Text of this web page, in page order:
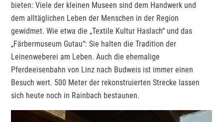
bieten: Viele der kleinen Museen sind dem Handwerk und
dem alltäglichen Leben der Menschen in der Region
gewidmet. Wie etwa die „Textile Kultur Haslach“ und das
„Färbermuseum Gutau“: Sie halten die Tradition der
Leinenweberei am Leben. Auch die ehemalige
Pferdeeisenbahn von Linz nach Budweis ist immer einen
Besuch wert. 500 Meter der rekonstruierten Strecke lassen
sich heute noch in Rainbach bestaunen.